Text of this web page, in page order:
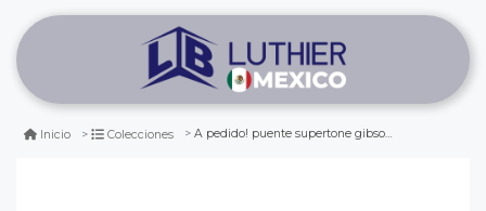
Inicio Colecciones A pedido! puente supertone gibson. mod 5g400c. color chrome